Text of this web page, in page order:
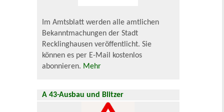
Im Amtsblatt werden alle amtlichen
Bekanntmachungen der Stadt
Recklinghausen veröffentlicht. Sie
können es per E-Mail kostenlos
abonnieren. Mehr
A 43-Ausbau und Blitzer